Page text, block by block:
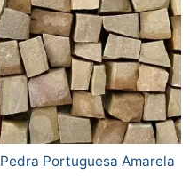
Pedra Portuguesa Amarela